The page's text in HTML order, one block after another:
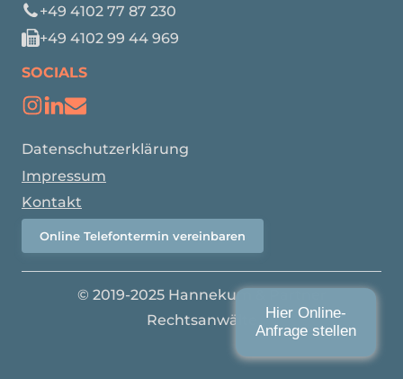
+49 4102 77 87 230
+49 4102 99 44 969
SOCIALS
Datenschutzerklärung
Impressum
Kontakt
Online Telefontermin vereinbaren
© 2019-2025 Hannekum & Partner
Rechtsanwälte
Hier Online-
Anfrage stellen